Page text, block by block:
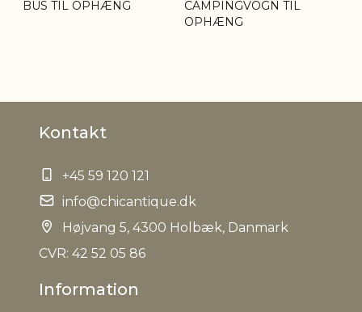
BUS TIL OPHÆNG
CAMPINGVOGN TIL
OPHÆNG
Kontakt
+45 59 120 121
info@chicantique.dk
Højvang 5, 4300 Holbæk, Danmark
CVR: 42 52 05 86
Information